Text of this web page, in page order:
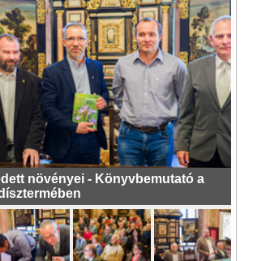
növényei - Könyvbemutató a